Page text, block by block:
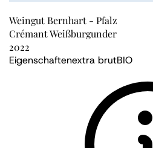
Weingut Bernhart - Pfalz
Crémant Weißburgunder
2022
Eigenschaftenextra brutBIO